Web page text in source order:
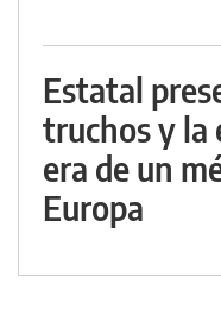
Estatal
truchos y la
era de un
Europa